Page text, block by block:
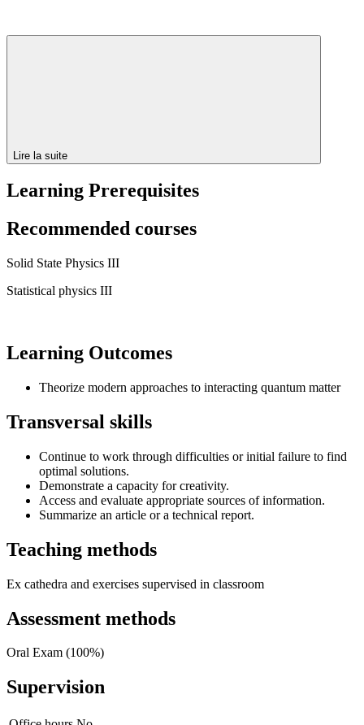
Lire la suite
Learning Prerequisites
Recommended courses
Solid State Physics III
Statistical physics III
Learning Outcomes
Theorize modern approaches to interacting quantum matter
Transversal skills
Continue to work through difficulties or initial failure to find
optimal solutions.
Demonstrate a capacity for creativity.
Access and evaluate appropriate sources of information.
Summarize an article or a technical report.
Teaching methods
Ex cathedra and exercises supervised in classroom
Assessment methods
Oral Exam (100%)
Supervision